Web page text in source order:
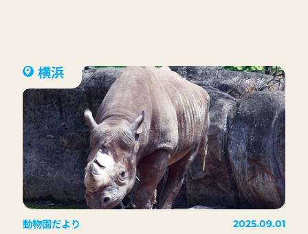
横浜
動物園だより 2025.09.01